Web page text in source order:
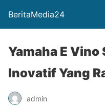
BeritaMedia24
Yamaha E
Inovatif Yang
admin